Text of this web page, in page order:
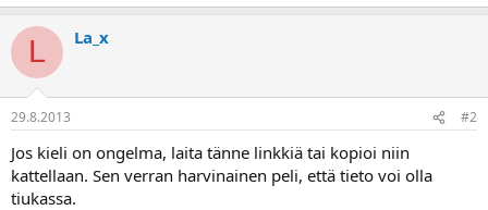
L La_x
29.8.2013 #2
Jos kieli on ongelma, laita tänne linkkiä tai kopioi niin
kattellaan. Sen verran harvinainen peli, että tieto voi olla
tiukassa.